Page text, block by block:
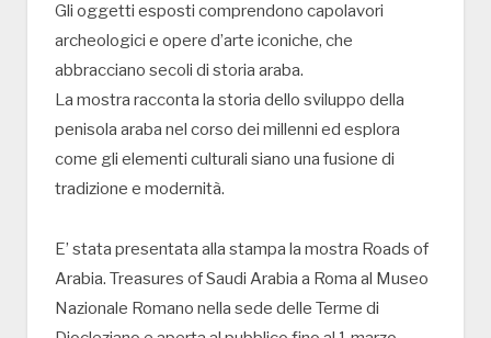
Gli oggetti esposti comprendono capolavori
archeologici e opere d’arte iconiche, che
abbracciano secoli di storia araba.
La mostra racconta la storia dello sviluppo della
penisola araba nel corso dei millenni ed esplora
come gli elementi culturali siano una fusione di
tradizione e modernità.
E’ stata presentata alla stampa la mostra Roads of
Arabia. Treasures of Saudi Arabia a Roma al Museo
Nazionale Romano nella sede delle Terme di